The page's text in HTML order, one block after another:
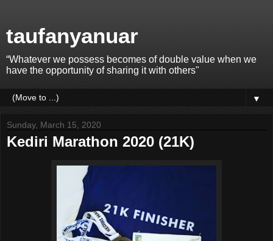
taufanyanuar
“Whatever we possess becomes of double value when we
have the opportunity of sharing it with others"
▼
Sunday, March 15, 2020
Kediri Marathon 2020 (21K)